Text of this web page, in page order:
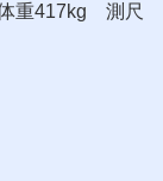
重417kg 測尺